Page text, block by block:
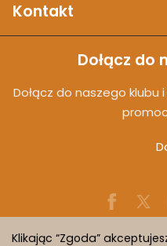
Kontakt
Dołącz do
Dołącz do naszego
Klikając “Zgoda”